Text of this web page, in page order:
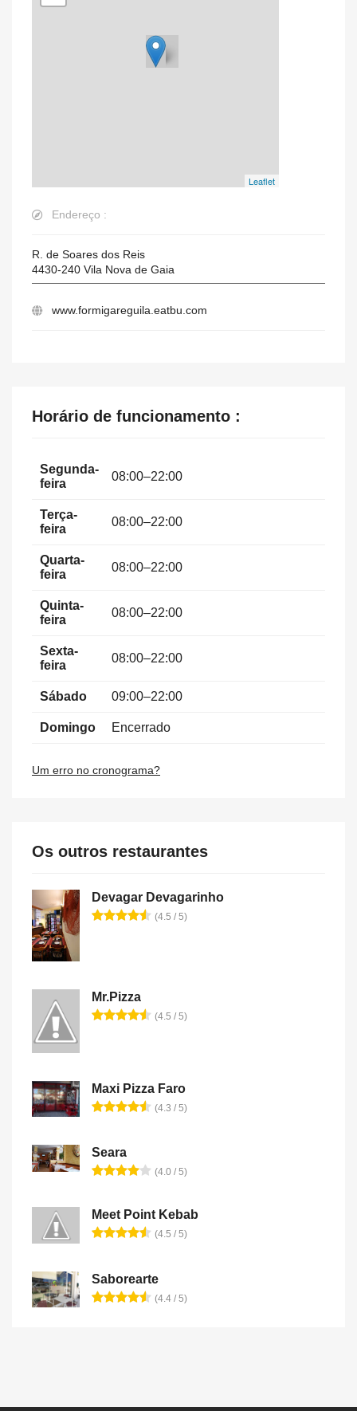
Leaflet
Endereço :
R. de Soares dos Reis
4430-240 Vila Nova de Gaia
www.formigareguila.eatbu.com
Horário de funcionamento :
Segunda-
feira
08:00–22:00
Terça-
feira
08:00–22:00
Quarta-
feira
08:00–22:00
Quinta-
feira
08:00–22:00
Sexta-
feira
08:00–22:00
Sábado 09:00–22:00
Domingo Encerrado
Um erro no cronograma?
Os outros restaurantes
Devagar Devagarinho
(4.5 / 5)
Mr.Pizza
(4.5 / 5)
Maxi Pizza Faro
(4.3 / 5)
Seara
(4.0 / 5)
Meet Point Kebab
(4.5 / 5)
Saborearte
(4.4 / 5)